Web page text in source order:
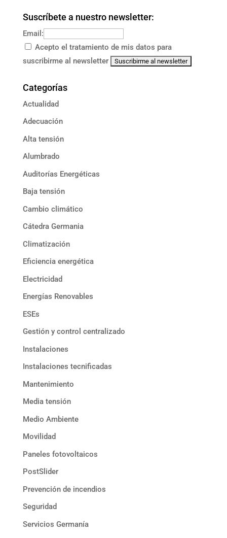
Suscríbete a nuestro newsletter:
Email:
Acepto el tratamiento de mis datos para
suscribirme al newsletter
Categorías
Actualidad
Adecuación
Alta tensión
Alumbrado
Auditorías Energéticas
Baja tensión
Cambio climático
Cátedra Germania
Climatización
Eficiencia energética
Electricidad
Energías Renovables
ESEs
Gestión y control centralizado
Instalaciones
Instalaciones tecnificadas
Mantenimiento
Media tensión
Medio Ambiente
Movilidad
Paneles fotovoltaicos
PostSlider
Prevención de incendios
Seguridad
Servicios Germanía